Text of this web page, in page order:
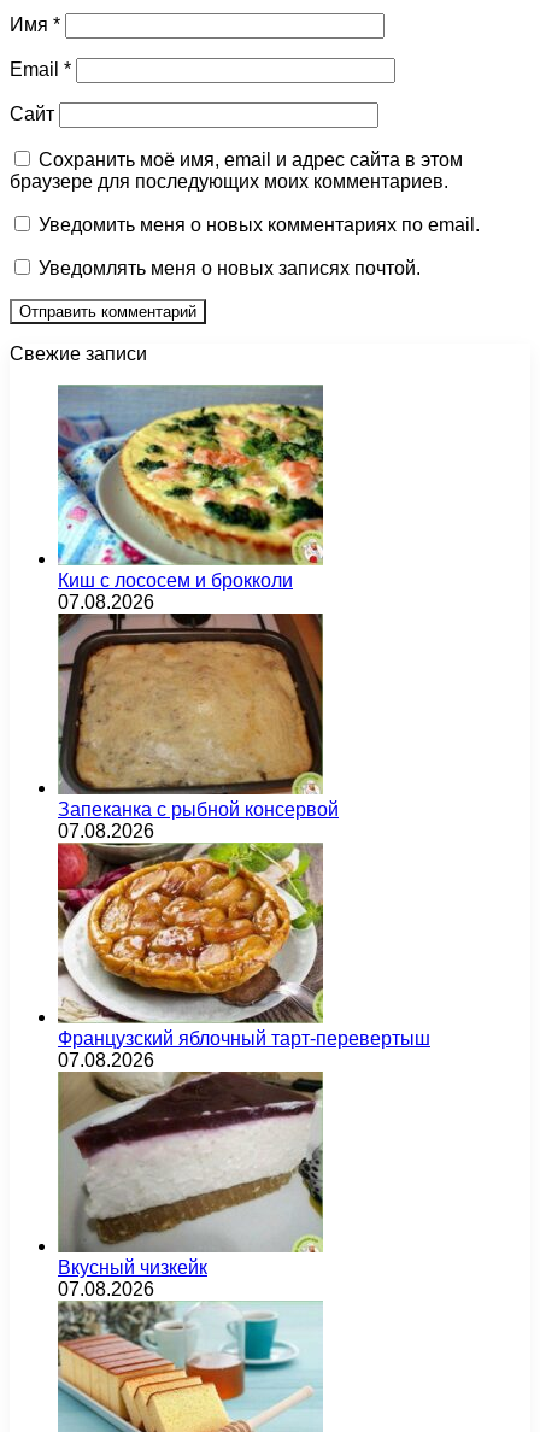
Имя *
Email *
Сайт
Сохранить моё имя, email и адрес сайта в этом
браузере для последующих моих комментариев.
Уведомить меня о новых комментариях по email.
Уведомлять меня о новых записях почтой.
Свежие записи
Киш с лососем и брокколи
07.08.2026
Запеканка с рыбной консервой
07.08.2026
Французский яблочный тарт-перевертыш
07.08.2026
Вкусный чизкейк
07.08.2026